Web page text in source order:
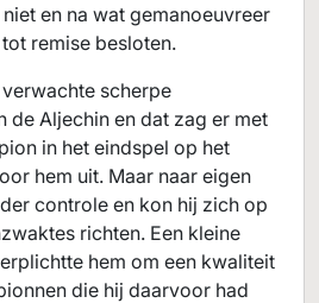
en na wat gemanoeuvreer
remise besloten.
scherpe
de Aljechin en dat zag er met
in het eindspel op het
hem uit. Maar naar eigen
controle en kon hij zich op
richten. Een kleine
hem om een kwaliteit
die hij daarvoor had